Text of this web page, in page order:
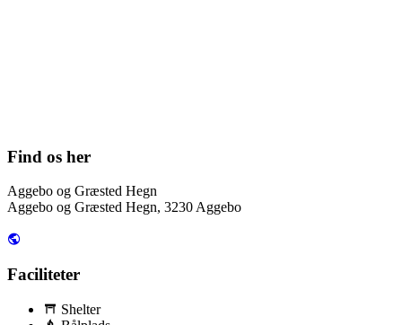
Find os her
Aggebo og Græsted Hegn
Aggebo og Græsted Hegn, 3230 Aggebo
Faciliteter
Shelter